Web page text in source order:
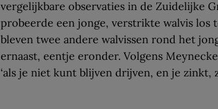
vergelijkbare observaties in de Zuidelijke
probeerde een jonge, verstrikte walvis los
bleven twee andere walvissen rond het
ernaast, eentje eronder. Volgens
‘als je niet kunt blijven drijven, en je zinkt,